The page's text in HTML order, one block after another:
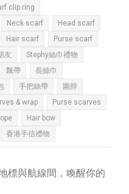
clip ring
Neck scarf
Head scarf
Hair scarf
Purse scarf
友
Stephy絲巾禮物
飄帶
長絲巾
手把絲帶
圍脖
& wrap
Purse scarves
Hair bow
香港手信禮物
標與航線間，喚醒你的